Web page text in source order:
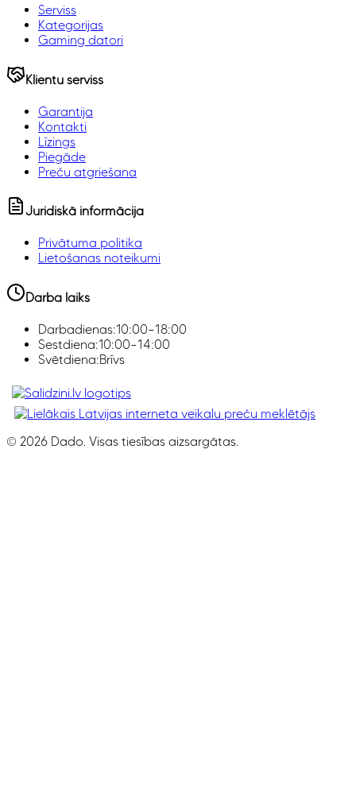
Serviss
Kategorijas
Gaming datori
Klientu serviss
Garantija
Kontakti
Līzings
Piegāde
Preču atgriešana
Juridiskā informācija
Privātuma politika
Lietošanas noteikumi
Darba laiks
Darbadienas:10:00–18:00
Sestdiena:10:00–14:00
Svētdiena:Brīvs
Klimata iekārtas, Smaržas,
© 2026 Dado. Visas tiesības aizsargātas.